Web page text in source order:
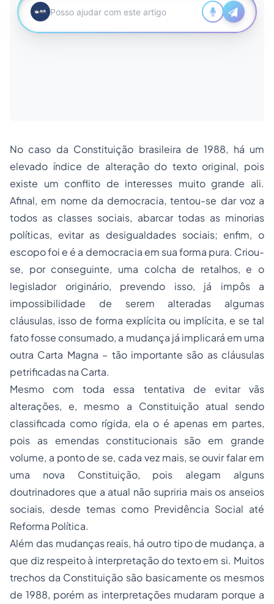
No caso da Constituição brasileira de 1988, há um
elevado índice de alteração do texto original, pois
existe um conflito de interesses muito grande ali.
Afinal, em nome da democracia, tentou-se dar voz a
todos as classes sociais, abarcar todas as minorias
políticas, evitar as desigualdades sociais; enfim, o
escopo foi e é a democracia em sua forma pura. Criou-
se, por conseguinte, uma colcha de retalhos, e o
legislador originário, prevendo isso, já impôs a
impossibilidade de serem alteradas algumas
cláusulas, isso de forma explícita ou implícita, e se tal
fato fosse consumado, a mudança já implicará em uma
outra Carta Magna – tão importante são as cláusulas
petrificadas na Carta.
Mesmo com toda essa tentativa de evitar vãs
alterações, e, mesmo a Constituição atual sendo
classificada como rígida, ela o é apenas em partes,
pois as emendas constitucionais são em grande
volume, a ponto de se, cada vez mais, se ouvir falar em
uma nova Constituição, pois alegam alguns
doutrinadores que a atual não supriria mais os anseios
sociais, desde temas como Previdência Social até
Reforma Política.
Além das mudanças reais, há outro tipo de mudança, a
que diz respeito à interpretação do texto em si. Muitos
trechos da Constituição são basicamente os mesmos
de 1988, porém as interpretações mudaram porque a